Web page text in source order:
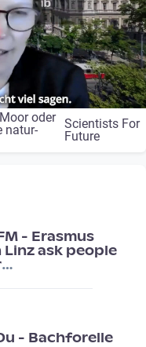
oder
natur-
Scientists For
Future
- Erasmus
ask people
- Bachforelle